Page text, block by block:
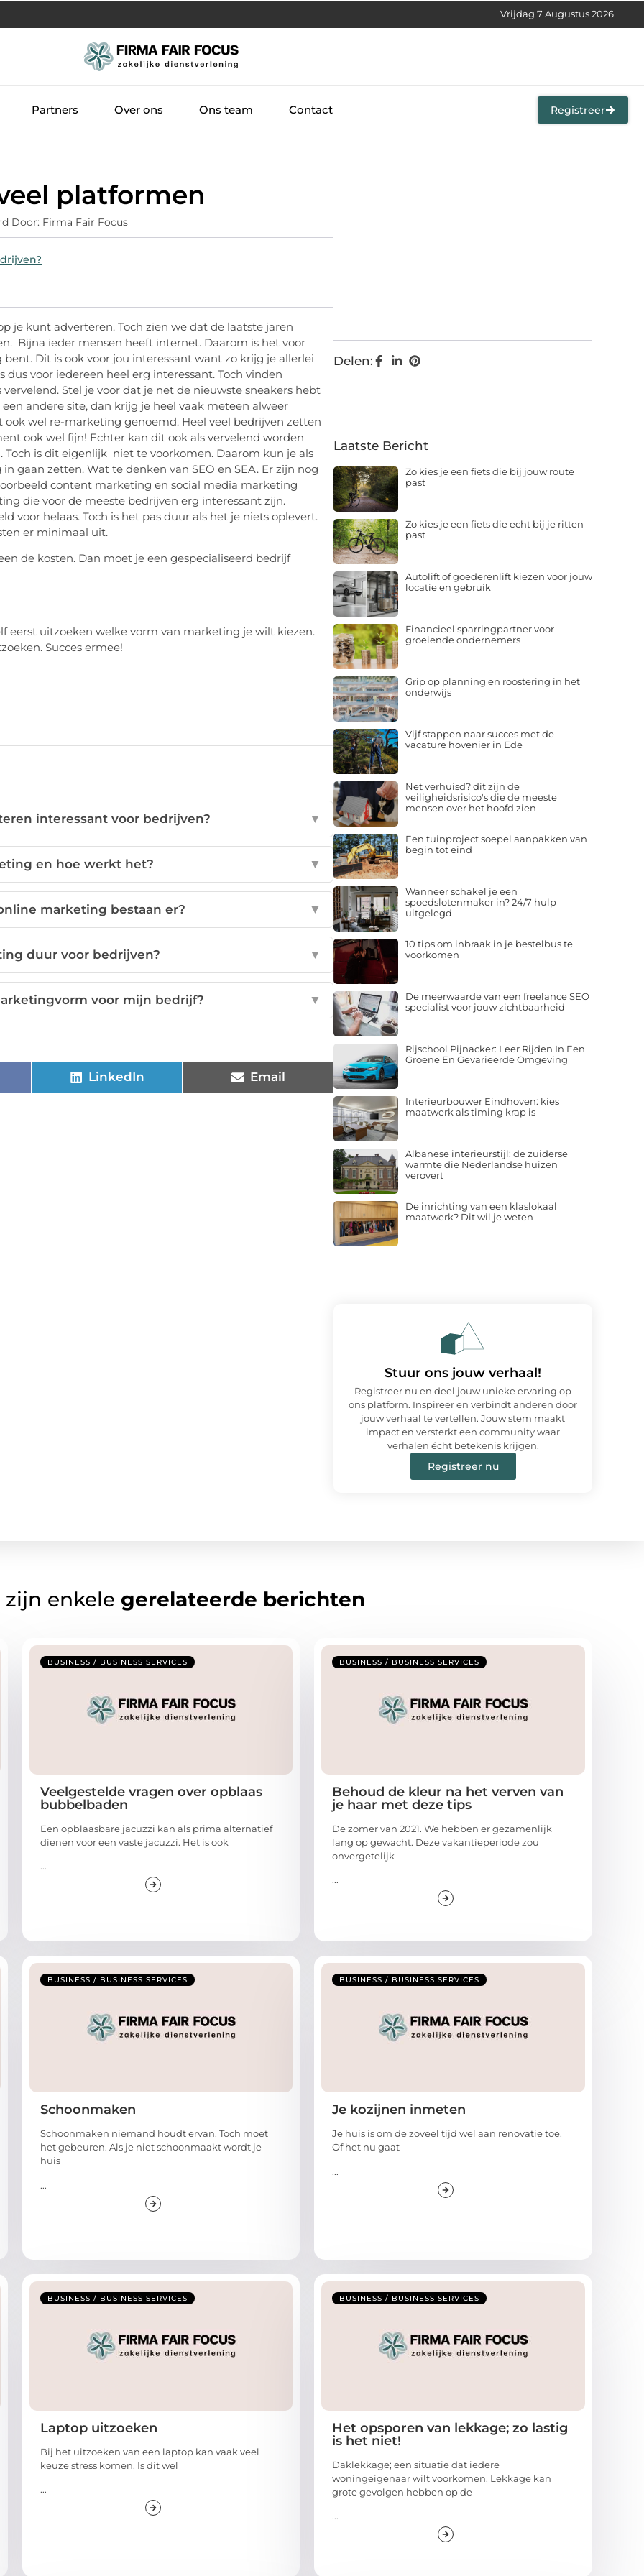
Vrijdag 7 Augustus 2026
Partners Over ons Ons team Contact Registreer
platformen
Door: Firma Fair Focus
je kunt adverteren. Toch zien we dat de laatste jaren
Bijna ieder mensen heeft internet. Daarom is het voor
Dit is ook voor jou interessant want zo krijg je allerlei
voor iedereen heel erg interessant. Toch vinden
Stel je voor dat je net de nieuwste sneakers hebt
andere site, dan krijg je heel vaak meteen alweer
wel re-marketing genoemd. Heel veel bedrijven zetten
ook wel fijn! Echter kan dit ook als vervelend worden
Toch is dit eigenlijk niet te voorkomen. Daarom kun je als
gaan zetten. Wat te denken van SEO en SEA. Er zijn nog
content marketing en social media marketing
die voor de meeste bedrijven erg interessant zijn.
voor helaas. Toch is het pas duur als het je niets oplevert.
er minimaal uit.
de kosten. Dan moet je een gespecialiseerd bedrijf
eerst uitzoeken welke vorm van marketing je wilt kiezen.
Succes ermee!
interessant voor bedrijven? ▼
en hoe werkt het? ▼
marketing bestaan er? ▼
duur voor bedrijven? ▼
voor mijn bedrijf? ▼
LinkedIn Email
Delen:
Laatste Bericht
Zo kies je een fiets die bij jouw route
past
Zo kies je een fiets die echt bij je ritten
past
Autolift of goederenlift kiezen voor jouw
locatie en gebruik
Financieel sparringpartner voor
groeiende ondernemers
Grip op planning en roostering in het
onderwijs
Vijf stappen naar succes met de
vacature hovenier in Ede
Net verhuisd? dit zijn de
veiligheidsrisico's die de meeste
mensen over het hoofd zien
Een tuinproject soepel aanpakken van
begin tot eind
Wanneer schakel je een
spoedslotenmaker in? 24/7 hulp
uitgelegd
10 tips om inbraak in je bestelbus te
voorkomen
De meerwaarde van een freelance SEO
specialist voor jouw zichtbaarheid
Rijschool Pijnacker: Leer Rijden In Een
Groene En Gevarieerde Omgeving
Interieurbouwer Eindhoven: kies
maatwerk als timing krap is
Albanese interieurstijl: de zuiderse
warmte die Nederlandse huizen
verovert
De inrichting van een klaslokaal
maatwerk? Dit wil je weten
Stuur ons jouw verhaal!
Registreer nu en deel jouw unieke ervaring op
ons platform. Inspireer en verbindt anderen door
jouw verhaal te vertellen. Jouw stem maakt
impact en versterkt een community waar
verhalen écht betekenis krijgen.
Registreer nu
zijn enkele gerelateerde berichten
BUSINESS / BUSINESS SERVICES
Veelgestelde vragen over opblaas
bubbelbaden
Een opblaasbare jacuzzi kan als prima alternatief
dienen voor een vaste jacuzzi. Het is ook
...
BUSINESS / BUSINESS SERVICES
Behoud de kleur na het verven van
je haar met deze tips
De zomer van 2021. We hebben er gezamenlijk
lang op gewacht. Deze vakantieperiode zou
onvergetelijk
...
BUSINESS / BUSINESS SERVICES
Schoonmaken
Schoonmaken niemand houdt ervan. Toch moet
het gebeuren. Als je niet schoonmaakt wordt je
huis
...
BUSINESS / BUSINESS SERVICES
Je kozijnen inmeten
Je huis is om de zoveel tijd wel aan renovatie toe.
Of het nu gaat
...
BUSINESS / BUSINESS SERVICES
Laptop uitzoeken
Bij het uitzoeken van een laptop kan vaak veel
keuze stress komen. Is dit wel
...
BUSINESS / BUSINESS SERVICES
Het opsporen van lekkage; zo lastig
is het niet!
Daklekkage; een situatie dat iedere
woningeigenaar wilt voorkomen. Lekkage kan
grote gevolgen hebben op de
...